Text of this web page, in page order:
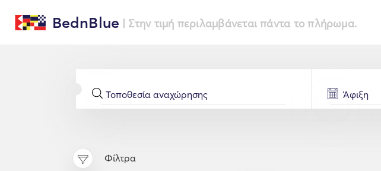
BednBlue | Στην τιμή περιλαμβάνεται πάντα το πλήρωμα.
Φίλτρα